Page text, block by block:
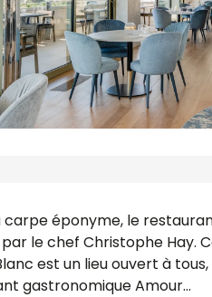
carpe éponyme, le
le chef Christophe Hay.
est un lieu ouvert à
gastronomique Amour...